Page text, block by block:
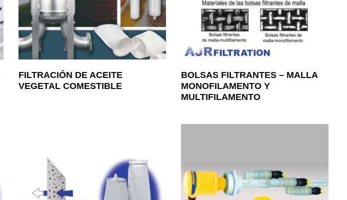
FILTRACIÓN DE ACEITE
VEGETAL COMESTIBLE
BOLSAS FILTRANTES – MALLA
MONOFILAMENTO Y
MULTIFILAMENTO